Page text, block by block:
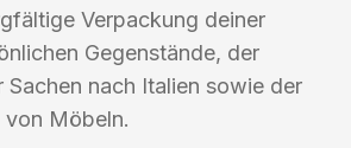
Verpackung deiner
Gegenstände, der
Sachen nach Italien sowie der
Möbeln.